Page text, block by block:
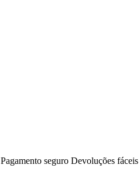
Pagamento seguro Devoluções fáceis